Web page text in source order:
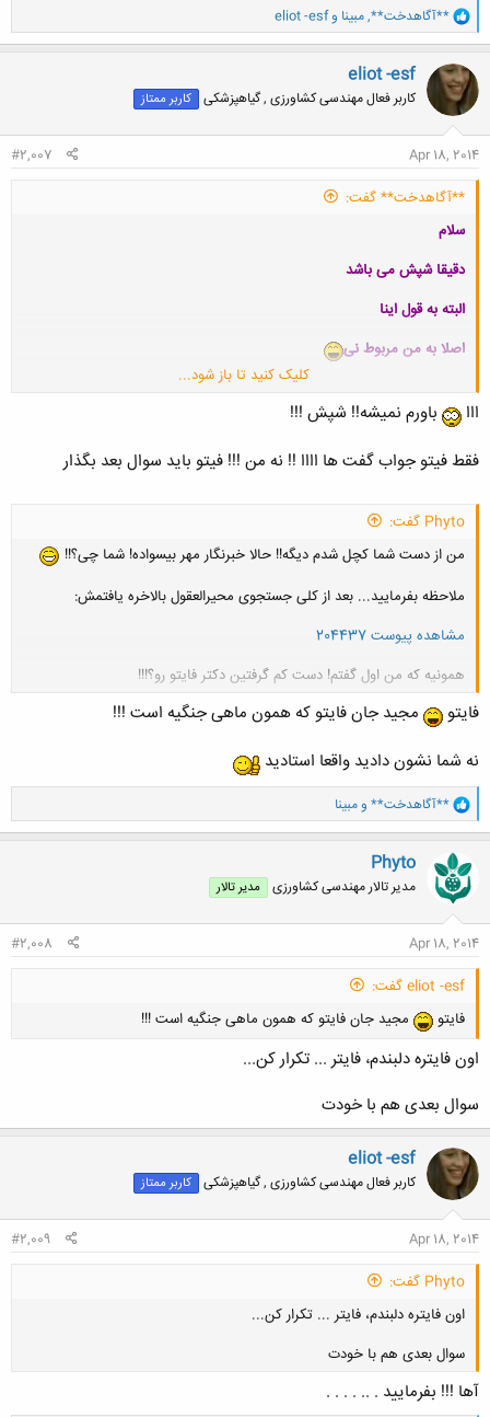
و
ا
ک
ن
ش
ه
ا
**آگاهدخت**,مبینا وeliot -esf
eliot -esf
کاربر فعال مهندسی کشاورزی , گیاهپزشکی کاربر ممتاز
Apr 18, 2014
#2,007
**آگاهدخت** گفت:
سلام
دقیقا شپش می باشد
البته به قول اینا
اصلا به من مربوط نی
http://www.mehrnews.com/detail/News/1723400
الهام جان
لطفا سوال بعدی
پ.ن مدیر محترم مگه شما مو دارید که برید سلمانی
کلیک کنید تا باز شود...
ااا
باورم نمیشه!! شپش !!!
فقط فیتو جواب گفت ها اااا !! نه من !!! فیتو باید سوال بعد بگذار
Phyto گفت:
من از دست شما کچل شدم دیگه!! حالا خبرنگار مهر بیسواده! شما چی؟!!
ملاحظه بفرمایید... بعد از کلی جستجوی محیرالعقول بالاخره یافتمش:
مشاهده پیوست 204437
همونیه که من اول گفتم! دست کم گرفتین دکتر فایتو رو؟!!!
کلیک کنید تا باز شود...
فایتو
مجید جان فایتو که همون ماهی جنگیه است !!!
نه شما نشون دادید واقعا استادید
و
ا
ک
ن
ش
ه
ا
**آگاهدخت** و مبینا
Phyto
مدیر تالار مهندسی كشاورزی مدیر تالار
Apr 18, 2014
#2,008
eliot -esf گفت:
فایتو
مجید جان فایتو که همون ماهی جنگیه است !!!
اون فایتره دلبندم، فایتر ... تکرار کن...
سوال بعدی هم با خودت
eliot -esf
کاربر فعال مهندسی کشاورزی , گیاهپزشکی کاربر ممتاز
Apr 18, 2014
#2,009
Phyto گفت:
اون فایتره دلبندم، فایتر ... تکرار کن...
سوال بعدی هم با خودت
آها !!! بفرمایید . .. . . . .